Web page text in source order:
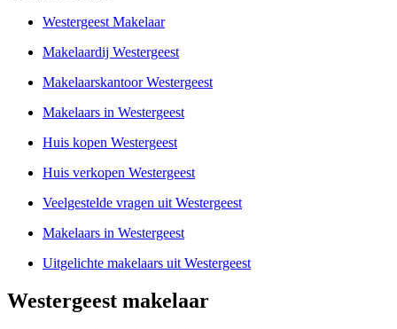
Westergeest Makelaar
Makelaardij Westergeest
Makelaarskantoor Westergeest
Makelaars in Westergeest
Huis kopen Westergeest
Huis verkopen Westergeest
Veelgestelde vragen uit Westergeest
Makelaars in Westergeest
Uitgelichte makelaars uit Westergeest
Westergeest makelaar